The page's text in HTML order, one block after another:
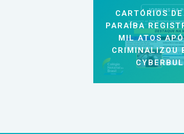
CARTÓRIOS
PARAÍBA
MIL ATOS
CRIMINALIZOU